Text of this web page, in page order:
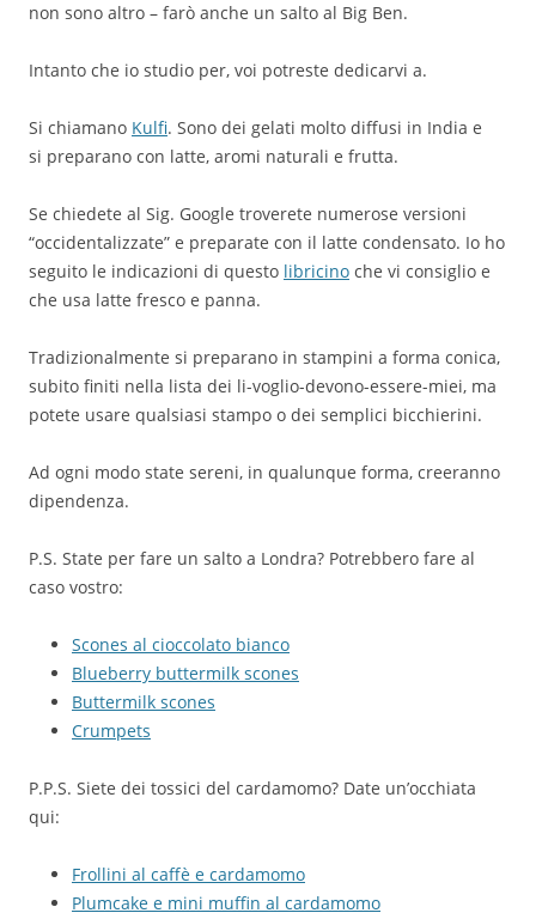
non sono altro – farò anche un salto al Big Ben.
Intanto che io studio per, voi potreste dedicarvi a.
Si chiamano Kulfi. Sono dei gelati molto diffusi in India e
si preparano con latte, aromi naturali e frutta.
Se chiedete al Sig. Google troverete numerose versioni
“occidentalizzate” e preparate con il latte condensato. Io ho
seguito le indicazioni di questo libricino che vi consiglio e
che usa latte fresco e panna.
Tradizionalmente si preparano in stampini a forma conica,
subito finiti nella lista dei li-voglio-devono-essere-miei, ma
potete usare qualsiasi stampo o dei semplici bicchierini.
Ad ogni modo state sereni, in qualunque forma, creeranno
dipendenza.
P.S. State per fare un salto a Londra? Potrebbero fare al
caso vostro:
Scones al cioccolato bianco
Blueberry buttermilk scones
Buttermilk scones
Crumpets
P.P.S. Siete dei tossici del cardamomo? Date un’occhiata
qui:
Frollini al caffè e cardamomo
Plumcake e mini muffin al cardamomo